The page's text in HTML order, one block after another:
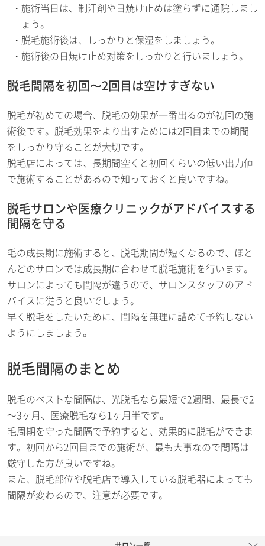
施術当日は、制汗剤や日焼け止めは塗らずに通院しまし
ょう。
脱毛施術後は、しっかりと保湿をしましょう。
施術後の日焼け止め対策をしっかりと行いましょう。
脱毛間隔を初回〜2回目は空けすぎない
脱毛が初めての場合、脱毛の効果が一番出るのが初回の施
術後です。脱毛効果をより出すためには2回目までの期間
をしっかり守ることが大切です。
脱毛店によっては、長期間空くと初回くらいの低い出力値
で施術することがあるので知っておくと良いですね。
脱毛サロンや医療クリニックがアドバイスする
間隔を守る
毛の成長期に施術すると、脱毛期間が短くなるので、ほと
んどのサロンでは成長期に合わせて脱毛施術を行います。
サロンによっても間隔が違うので、サロンスタッフのアド
バイスに従うと良いでしょう。
早く脱毛をしたいために、間隔を無理に詰めて予約しない
ようにしましょう。
脱毛間隔のまとめ
脱毛のベストな間隔は、光脱毛なら最短で2週間、最長で2
～3ヶ月、医療脱毛なら1ヶ月半です。
毛周期を守った間隔で予約すると、効果的に脱毛ができま
す。初回から2回目までの施術が、最も大事なので間隔は
厳守した方が良いですね。
また、脱毛部位や脱毛店で導入している脱毛器によっても
間隔が変わるので、注意が必要です。